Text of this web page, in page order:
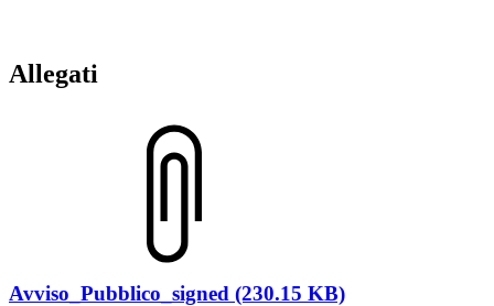
Allegati
Avviso_Pubblico_signed (230.15 KB)